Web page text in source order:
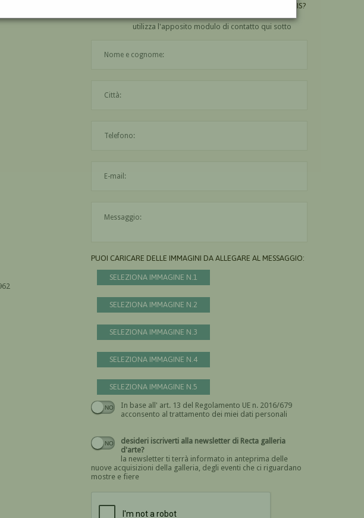
UN'OPERA DI RAFFAELE CURTIS?
utilizza l'apposito modulo di contatto qui sotto
PUOI CARICARE DELLE IMMAGINI DA ALLEGARE AL MESSAGGIO:
SELEZIONA IMMAGINE N.1
SELEZIONA IMMAGINE N.2
SELEZIONA IMMAGINE N.3
SELEZIONA IMMAGINE N.4
SELEZIONA IMMAGINE N.5
In base all' art. 13 del Regolamento UE n. 2016/679
acconsento al trattamento dei miei dati personali
Devi dare il consenso
desideri iscriverti alla newsletter di Recta galleria
d'arte?
la newsletter ti terrà informato in anteprima delle
nuove acquisizioni della galleria, degli eventi che ci riguardano
mostre e fiere